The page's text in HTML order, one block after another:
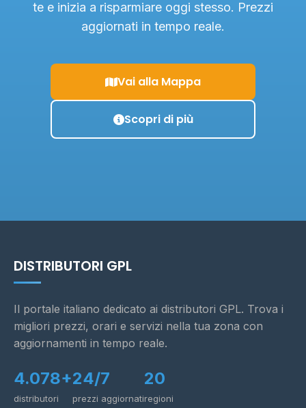
te e inizia a risparmiare oggi stesso. Prezzi
aggiornati in tempo reale.
Vai alla Mappa
Scopri di più
DISTRIBUTORI GPL
Il portale italiano dedicato ai distributori GPL. Trova i
migliori prezzi, orari e servizi nella tua zona con
aggiornamenti in tempo reale.
4.078+
distributori
24/7
prezzi aggiornati
20
regioni